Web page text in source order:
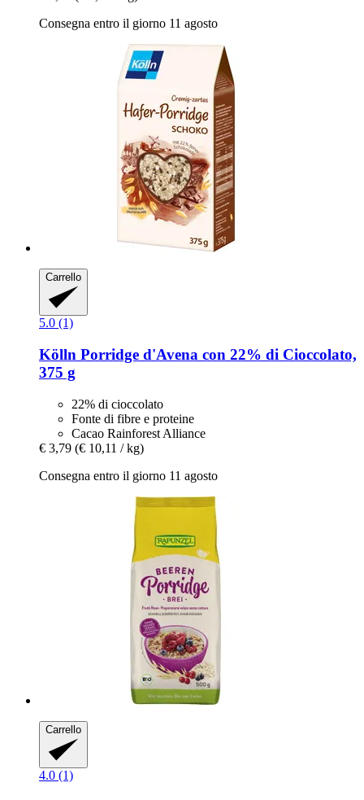
Consegna entro il giorno 11 agosto
Carrello
5.0 (1)
Kölln Porridge d'Avena con 22% di Cioccolato,
375 g
22% di cioccolato
Fonte di fibre e proteine
Cacao Rainforest Alliance
€ 3,79 (€ 10,11 / kg)
Consegna entro il giorno 11 agosto
Carrello
4.0 (1)